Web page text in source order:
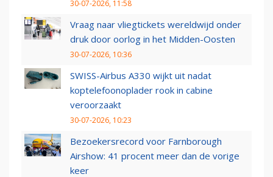
30-07-2026, 11:58
Vraag naar vliegtickets wereldwijd onder
druk door oorlog in het Midden-Oosten
30-07-2026, 10:36
SWISS-Airbus A330 wijkt uit nadat
koptelefoonoplader rook in cabine
veroorzaakt
30-07-2026, 10:23
Bezoekersrecord voor Farnborough
Airshow: 41 procent meer dan de vorige
keer